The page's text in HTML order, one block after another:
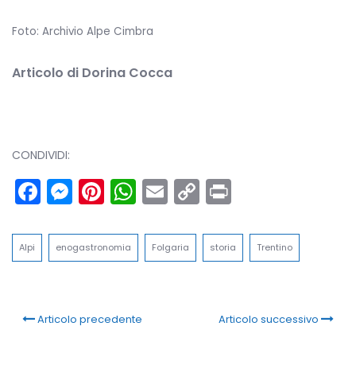
Foto: Archivio Alpe Cimbra
Articolo di Dorina Cocca
CONDIVIDI:
Facebook
Messenger
Pinterest
WhatsApp
Email
Copy
Link
Alpi enogastronomia Folgaria storia Trentino
Articolo precedente Articolo successivo